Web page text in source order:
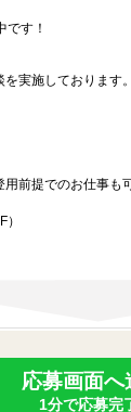
す！
実施しております。
前提でのお仕事も
応募画面へ
1分で応募完